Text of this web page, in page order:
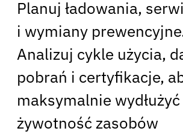
Planuj ładowania,
i wymiany
Analizuj cykle użycia,
pobrań i certyﬁkacje,
maksymalnie wydłużyć
żywotność zasobów